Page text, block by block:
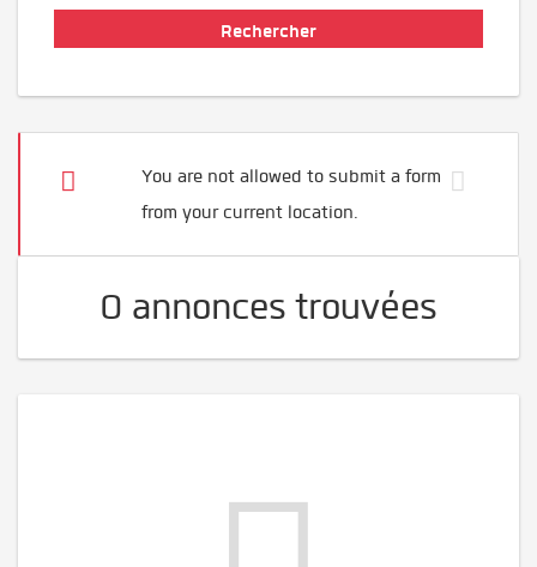
You are not allowed to submit a form
from your current location.
0 annonces trouvées